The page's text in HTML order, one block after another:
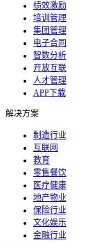
绩效激励
培训管理
集团管理
电子合同
智数分析
开放互联
人才管理
APP下载
解决方案
制造行业
互联网
教育
零售餐饮
医疗健康
地产物业
保险行业
文化娱乐
金融行业